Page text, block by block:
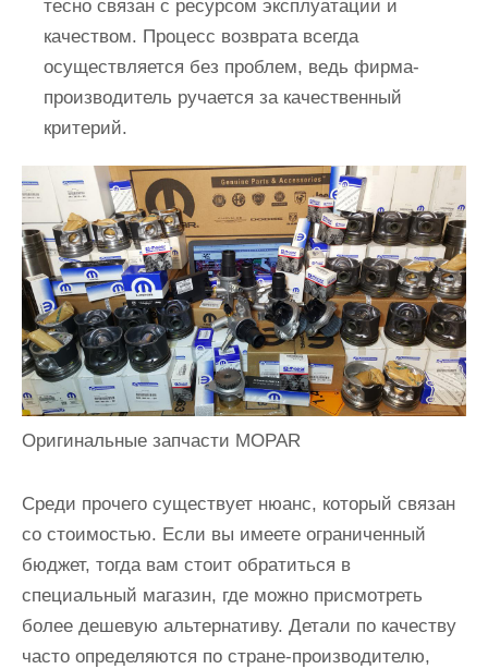
тесно связан с ресурсом эксплуатации и
качеством. Процесс возврата всегда
осуществляется без проблем, ведь фирма-
производитель ручается за качественный
критерий.
Оригинальные запчасти MOPAR
Среди прочего существует нюанс, который связан
со стоимостью. Если вы имеете ограниченный
бюджет, тогда вам стоит обратиться в
специальный магазин, где можно присмотреть
более дешевую альтернативу. Детали по качеству
часто определяются по стране-производителю,